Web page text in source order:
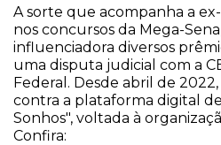
A sorte que acompanha a
nos concursos da Mega-
influenciadora diversos
uma disputa judicial com a
Federal. Desde abril de 2022,
contra a plataforma digital
Sonhos", voltada à
Confira: